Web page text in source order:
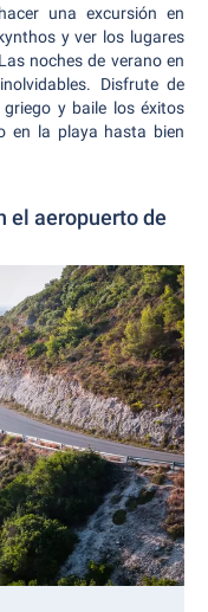
una excursión en
y ver los lugares
noches de verano en
Disfrute de
y baile los éxitos
en la playa hasta bien
el aeropuerto de